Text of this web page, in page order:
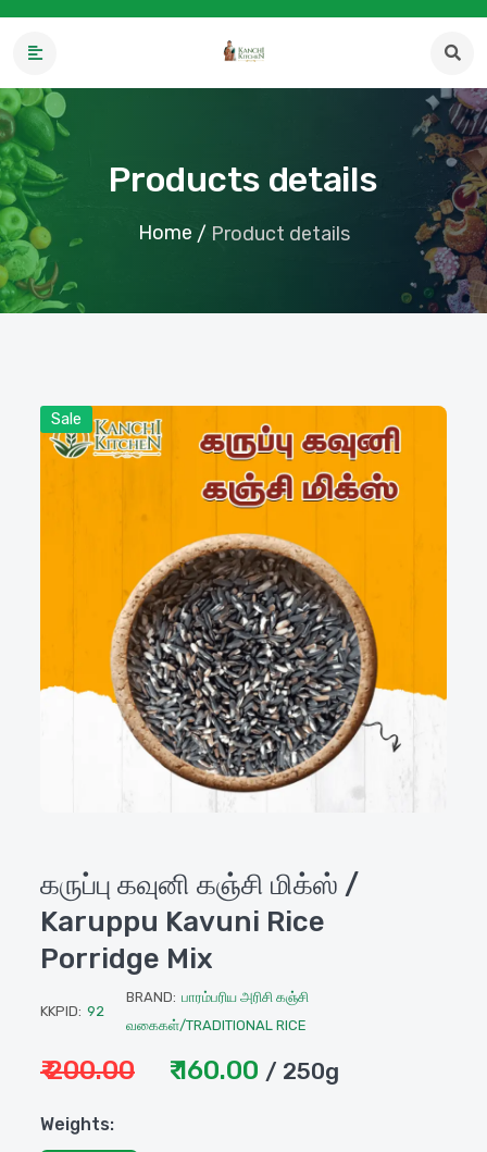
Products details
Home / Product details
Sale
கருப்பு கவுனி கஞ்சி மிக்ஸ் /
Karuppu Kavuni Rice
Porridge Mix
KKPID: 92
BRAND: பாரம்பரிய அரிசி கஞ்சி
வகைகள்/TRADITIONAL RICE
₹ 200.00 ₹ 160.00 / 250g
Weights: